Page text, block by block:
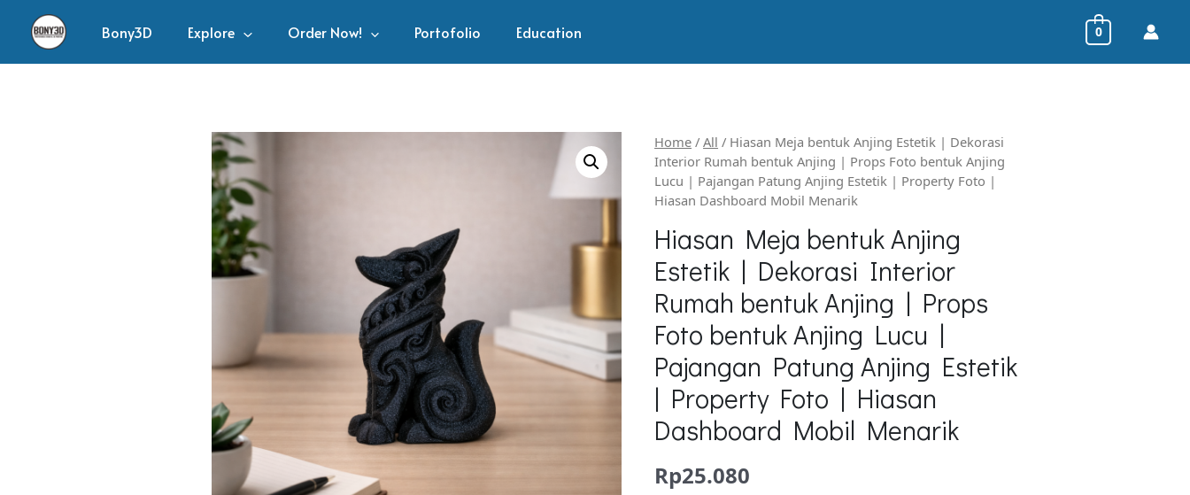
Bony3D Explore Order Now! Portofolio Education 0
Home /All / Hiasan Meja bentuk Anjing Estetik | Dekorasi
Interior Rumah bentuk Anjing | Props Foto bentuk Anjing
Lucu | Pajangan Patung Anjing Estetik | Property Foto |
Hiasan Dashboard Mobil Menarik
Hiasan Meja bentuk Anjing
Estetik | Dekorasi Interior
Rumah bentuk Anjing | Props
Foto bentuk Anjing Lucu |
Pajangan Patung Anjing Estetik
| Property Foto | Hiasan
Dashboard Mobil Menarik
Rp25.080